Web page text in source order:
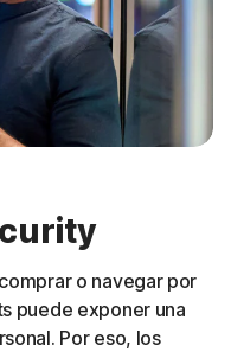
o navegar por
puede exponer una
Por eso, los